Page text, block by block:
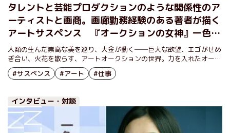
タレントと芸能プロダクションのような関係性のア
ーティストと画商。画廊勤務経験のある著者が描く
アートサスペンス 『オークションの女神』一色さ
ゆりインタビュー（後編）
人類の生んだ崇高な美を巡り、大金が動く──巨大な欲望、エゴがせめ
ぎ合い、火花を散らす、アートオークションの世界。力を入れたオーク
ションに「中止しなければ会場を爆破」との犯行予告が届いた。いざ、
当日……予想もしない展開のなか、関係者の企み、思惑が炸裂する!!
#サスペンス #アート #仕事
インタビュー・対談